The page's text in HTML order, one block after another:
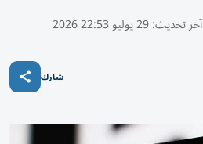
آخر تحديث:29 يوليو 22:53 2026
شارك